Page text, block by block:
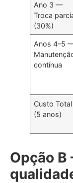
Ano 3 —
Troca
(30%)
Anos 4–5
contínua
Custo Total
(5 anos)
Opção